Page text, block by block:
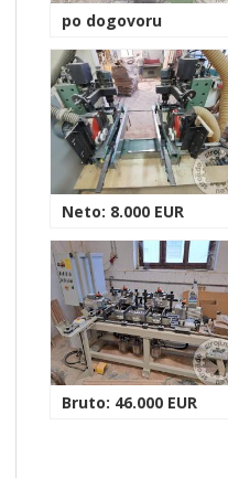
po dogovoru
Neto: 8.000 EUR
Bruto: 46.000 EUR